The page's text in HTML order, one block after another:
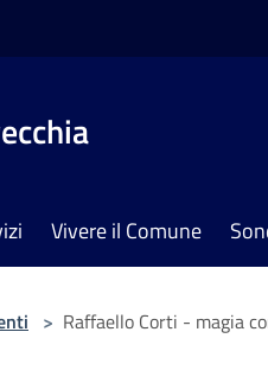
Vivere il Comune
> Raffaello Corti - magia